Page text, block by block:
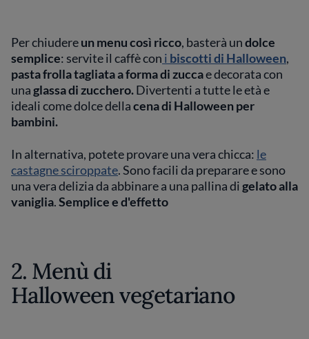
Per chiudereun menu così ricco, basterà undolce
semplice: servite il caffè con i biscotti di Halloween,
pasta frolla tagliata a forma di zuccae decorata con
unaglassa di zucchero.Divertenti a tutte le età e
ideali come dolce dellacena di Halloween per
bambini.
In alternativa, potete provare una vera chicca: le
castagne sciroppate. Sono facili da preparare e sono
una vera delizia da abbinare a una pallina digelato alla
vaniglia.Semplice e d'effetto
2. Menù di
Halloween vegetariano